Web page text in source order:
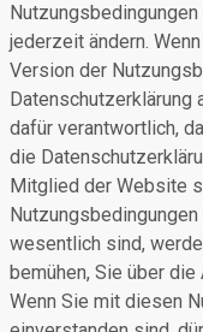
jederzeit ändern.
Version der
dafür verantwortlich,
die
Mitglied der Website
wesentlich sind,
bemühen, Sie über
Wenn Sie mit diesen